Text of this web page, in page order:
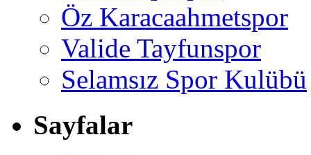
Öz Karacaahmetspor
Valide Tayfunspor
Selamsız Spor Kulübü
Sayfalar